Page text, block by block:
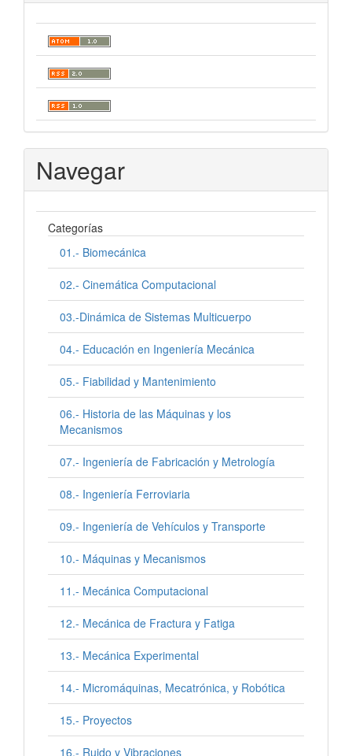
Navegar
Categorías
01.- Biomecánica
02.- Cinemática Computacional
03.-Dinámica de Sistemas Multicuerpo
04.- Educación en Ingeniería Mecánica
05.- Fiabilidad y Mantenimiento
06.- Historia de las Máquinas y los
Mecanismos
07.- Ingeniería de Fabricación y Metrología
08.- Ingeniería Ferroviaria
09.- Ingeniería de Vehículos y Transporte
10.- Máquinas y Mecanismos
11.- Mecánica Computacional
12.- Mecánica de Fractura y Fatiga
13.- Mecánica Experimental
14.- Micromáquinas, Mecatrónica, y Robótica
15.- Proyectos
16.- Ruido y Vibraciones